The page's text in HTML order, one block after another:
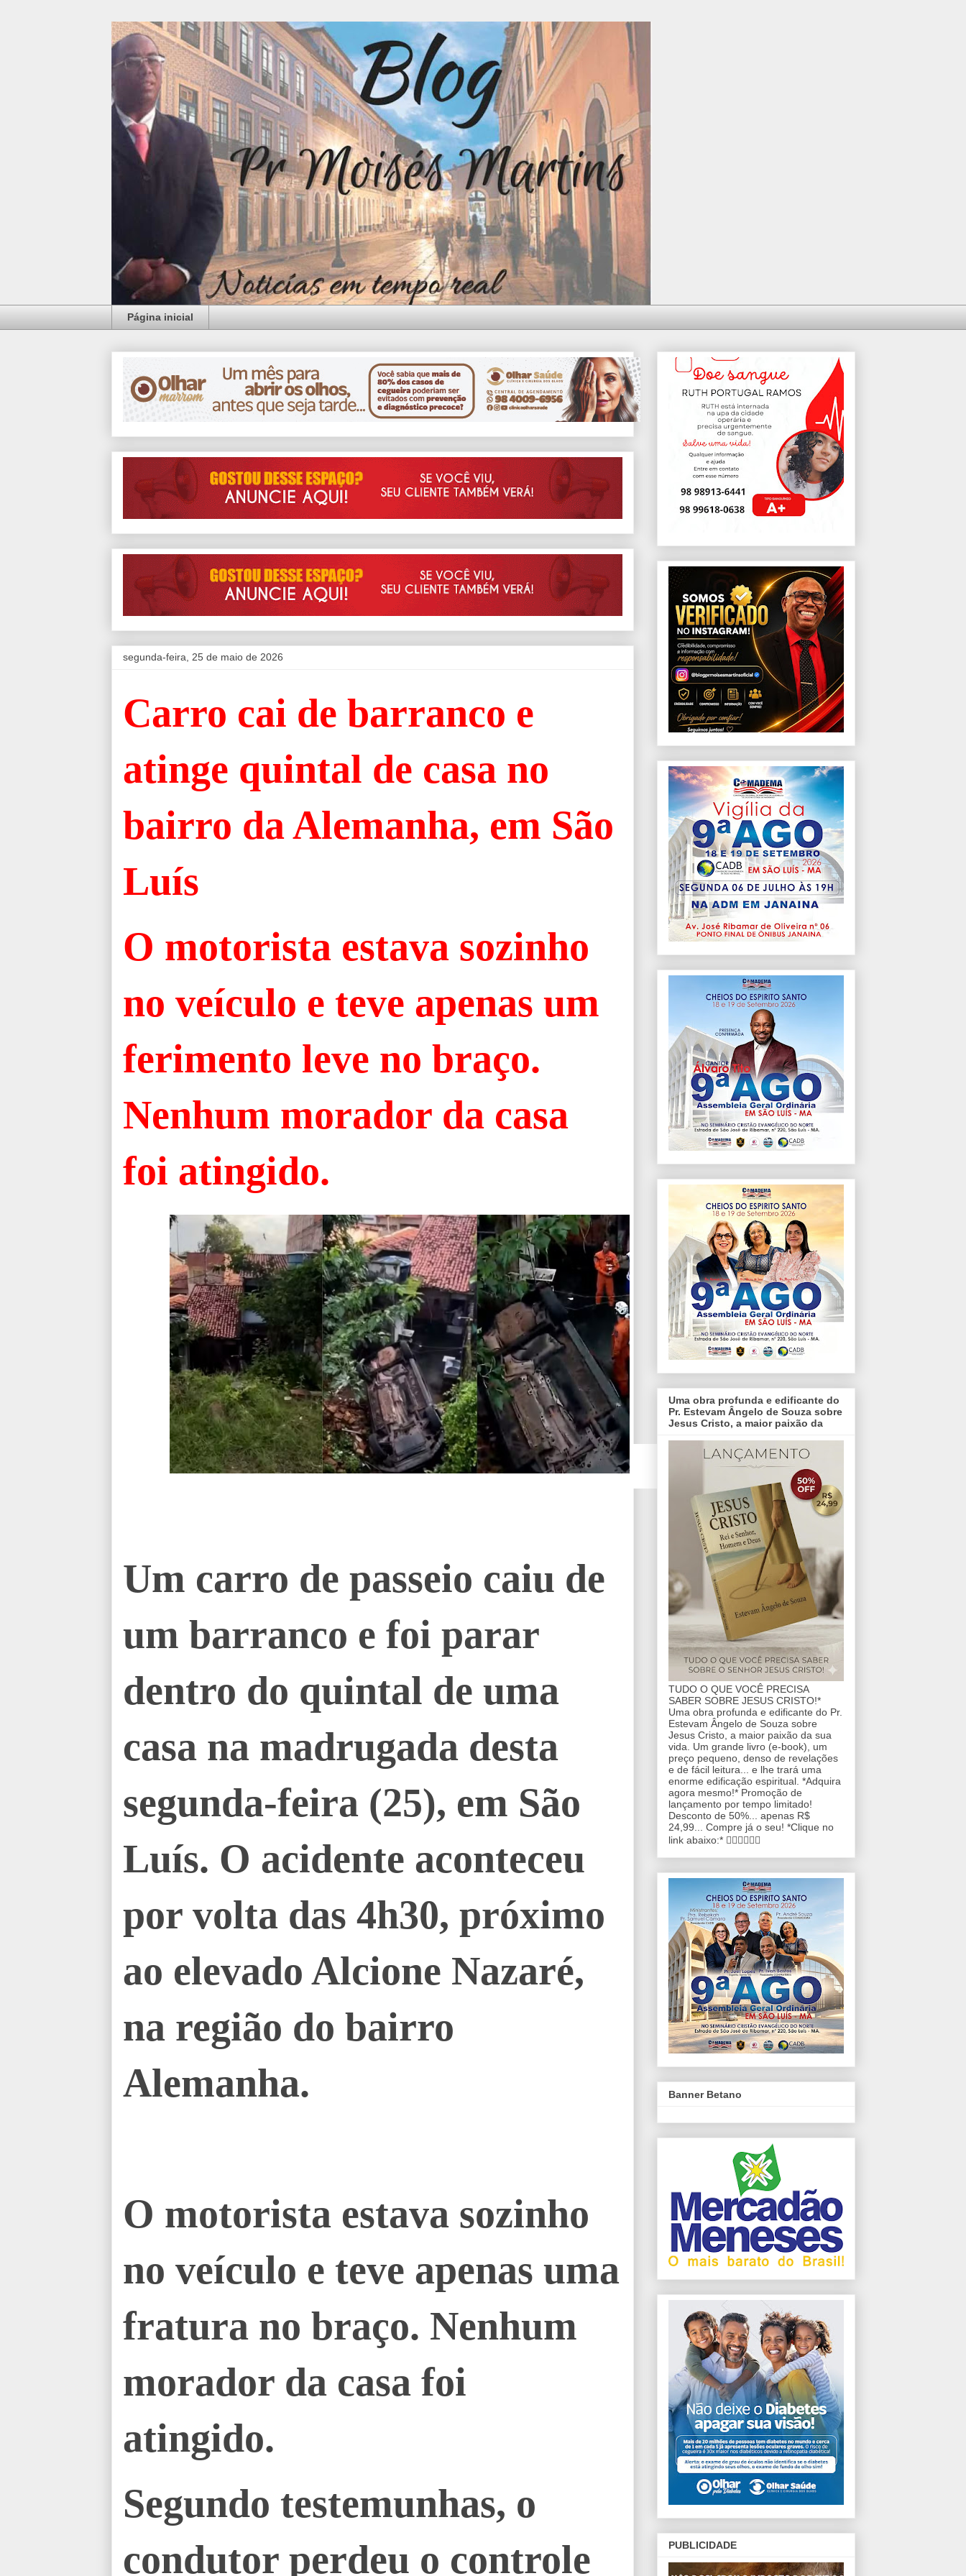
Página inicial
segunda-feira, 25 de maio de 2026
Carro cai de barranco e
atinge quintal de casa no
bairro da Alemanha, em São
Luís
O motorista estava sozinho
no veículo e teve apenas um
ferimento leve no braço.
Nenhum morador da casa
foi atingido.
Um carro de passeio caiu de
um barranco e foi parar
dentro do quintal de uma
casa na madrugada desta
segunda-feira (25), em São
Luís. O acidente aconteceu
por volta das 4h30, próximo
ao elevado Alcione Nazaré,
na região do bairro
Alemanha.
O motorista estava sozinho
no veículo e teve apenas uma
fratura no braço. Nenhum
morador da casa foi
atingido.
Segundo testemunhas, o
condutor perdeu o controle
Uma obra profunda e edificante do
Pr. Estevam Ângelo de Souza sobre
Jesus Cristo, a maior paixão da
TUDO O QUE VOCÊ PRECISA
SABER SOBRE JESUS CRISTO!*
Uma obra profunda e edificante do Pr.
Estevam Ângelo de Souza sobre
Jesus Cristo, a maior paixão da sua
vida. Um grande livro (e-book), um
preço pequeno, denso de revelações
e de fácil leitura... e lhe trará uma
enorme edificação espiritual. *Adquira
agora mesmo!* Promoção de
lançamento por tempo limitado!
Desconto de 50%... apenas R$
24,99... Compre já o seu! *Clique no
link abaixo:* 👇🏼👇🏼👇🏼
Banner Betano
PUBLICIDADE